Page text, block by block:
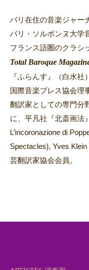
パリ在住の音楽ジャー
パリ・ソルボンヌ大学
フランス語圏のクラシ
Total Baroque
『ふらんす』（白水社
国際音楽プレス協会理
翻訳家としての専門分
に、平凡社『北斎画法
L’incoronazione di
Spectacles), Yves
芸翻訳家協会会員。